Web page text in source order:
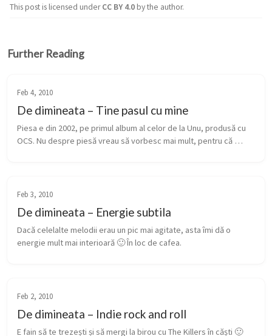
This post is licensed underCC BY 4.0by the author.
Further Reading
Feb 4, 2010
De dimineata – Tine pasul cu mine
Piesa e din 2002, pe primul album al celor de la Unu, produsă cu
OCS. Nu despre piesă vreau să vorbesc mai mult, pentru că
Feb 3, 2010
De dimineata – Energie subtila
Dacă celelalte melodii erau un pic mai agitate, asta îmi dă o
energie mult mai interioară 🙂 În loc de cafea.
Feb 2, 2010
De dimineata – Indie rock and roll
E fain să te trezești și să mergi la birou cu The Killers în căști 🙂